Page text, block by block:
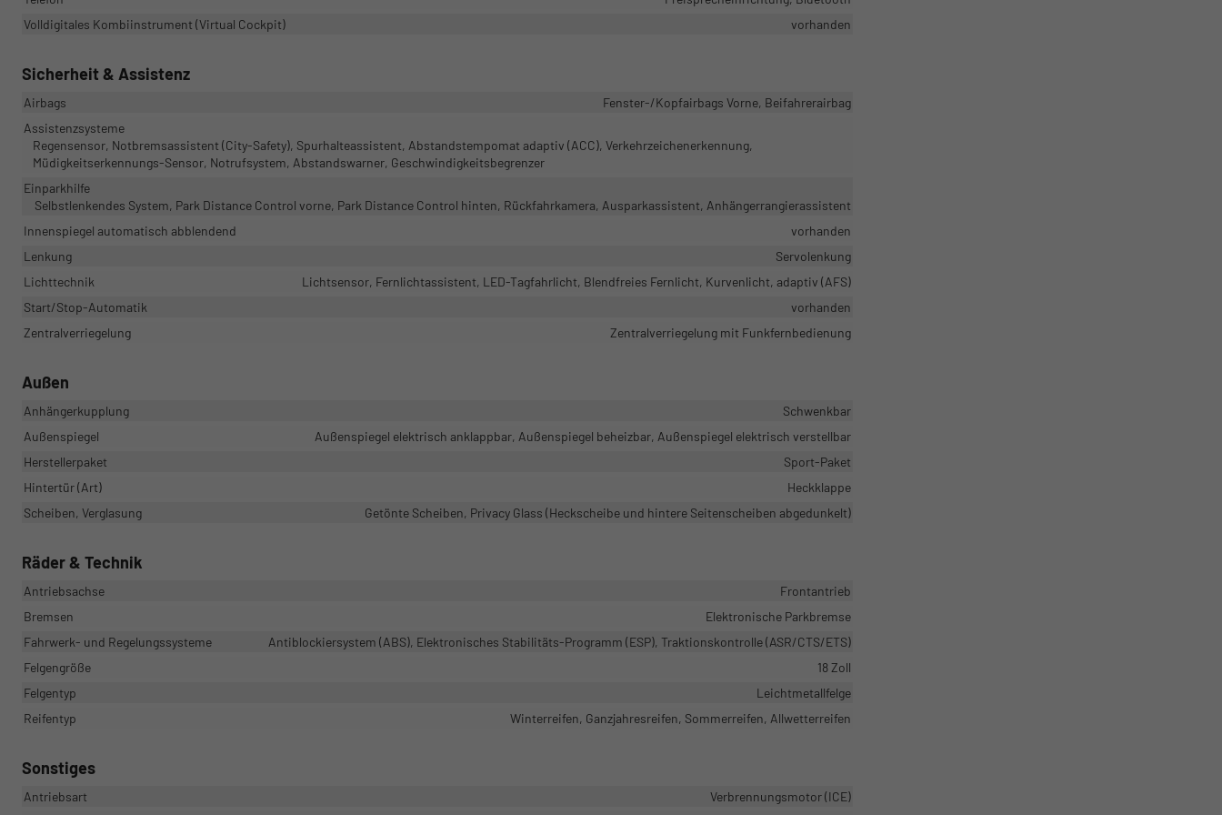
Volldigitales Kombiinstrument (Virtual Cockpit)
vorhanden
Sicherheit & Assistenz
Airbags
Fenster-/Kopfairbags Vorne, Beifahrerairbag
Assistenzsysteme
Regensensor, Notbremsassistent (City-Safety), Spurhalteassistent, Abstandstempomat adaptiv (ACC), Verkehrzeichenerkennung,
Müdigkeitserkennungs-Sensor, Notrufsystem, Abstandswarner, Geschwindigkeitsbegrenzer
Einparkhilfe
Selbstlenkendes System, Park Distance Control vorne, Park Distance Control hinten, Rückfahrkamera, Ausparkassistent, Anhängerrangierassistent
Innenspiegel automatisch abblendend
vorhanden
Lenkung
Servolenkung
Lichttechnik
Lichtsensor, Fernlichtassistent, LED-Tagfahrlicht, Blendfreies Fernlicht, Kurvenlicht, adaptiv (AFS)
Start/Stop-Automatik
vorhanden
Zentralverriegelung
Zentralverriegelung mit Funkfernbedienung
Außen
Anhängerkupplung
Schwenkbar
Außenspiegel
Außenspiegel elektrisch anklappbar, Außenspiegel beheizbar, Außenspiegel elektrisch verstellbar
Herstellerpaket
Sport-Paket
Hintertür (Art)
Heckklappe
Scheiben, Verglasung
Getönte Scheiben, Privacy Glass (Heckscheibe und hintere Seitenscheiben abgedunkelt)
Räder & Technik
Antriebsachse
Frontantrieb
Bremsen
Elektronische Parkbremse
Fahrwerk- und Regelungssysteme
Antiblockiersystem (ABS), Elektronisches Stabilitäts-Programm (ESP), Traktionskontrolle (ASR/CTS/ETS)
Felgengröße
18 Zoll
Felgentyp
Leichtmetallfelge
Reifentyp
Winterreifen, Ganzjahresreifen, Sommerreifen, Allwetterreifen
Sonstiges
Antriebsart
Verbrennungsmotor (ICE)